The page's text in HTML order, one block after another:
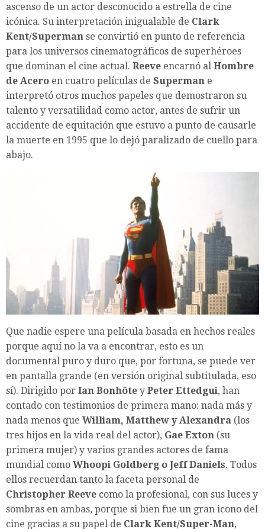
ascenso de un actor desconocido a estrella de cine
icónica. Su interpretación inigualable de Clark
Kent/Superman se convirtió en punto de referencia
para los universos cinematográficos de superhéroes
que dominan el cine actual. Reeve encarnó al Hombre
de Acero en cuatro películas de Superman e
interpretó otros muchos papeles que demostraron su
talento y versatilidad como actor, antes de sufrir un
accidente de equitación que estuvo a punto de causarle
la muerte en 1995 que lo dejó paralizado de cuello para
abajo.
Que nadie espere una película basada en hechos reales
porque aquí no la va a encontrar, esto es un
documental puro y duro que, por fortuna, se puede ver
en pantalla grande (en versión original subtitulada, eso
sí). Dirigido por Ian Bonhôte y Peter Ettedgui, han
contado con testimonios de primera mano: nada más y
nada menos que William, Matthew y Alexandra (los
tres hijos en la vida real del actor), Gae Exton (su
primera mujer) y varios grandes actores de fama
mundial como Whoopi Goldberg o Jeff Daniels. Todos
ellos recuerdan tanto la faceta personal de
Christopher Reeve como la profesional, con sus luces y
sombras en ambas, porque si bien fue un gran icono del
cine gracias a su papel de Clark Kent/Super-Man,